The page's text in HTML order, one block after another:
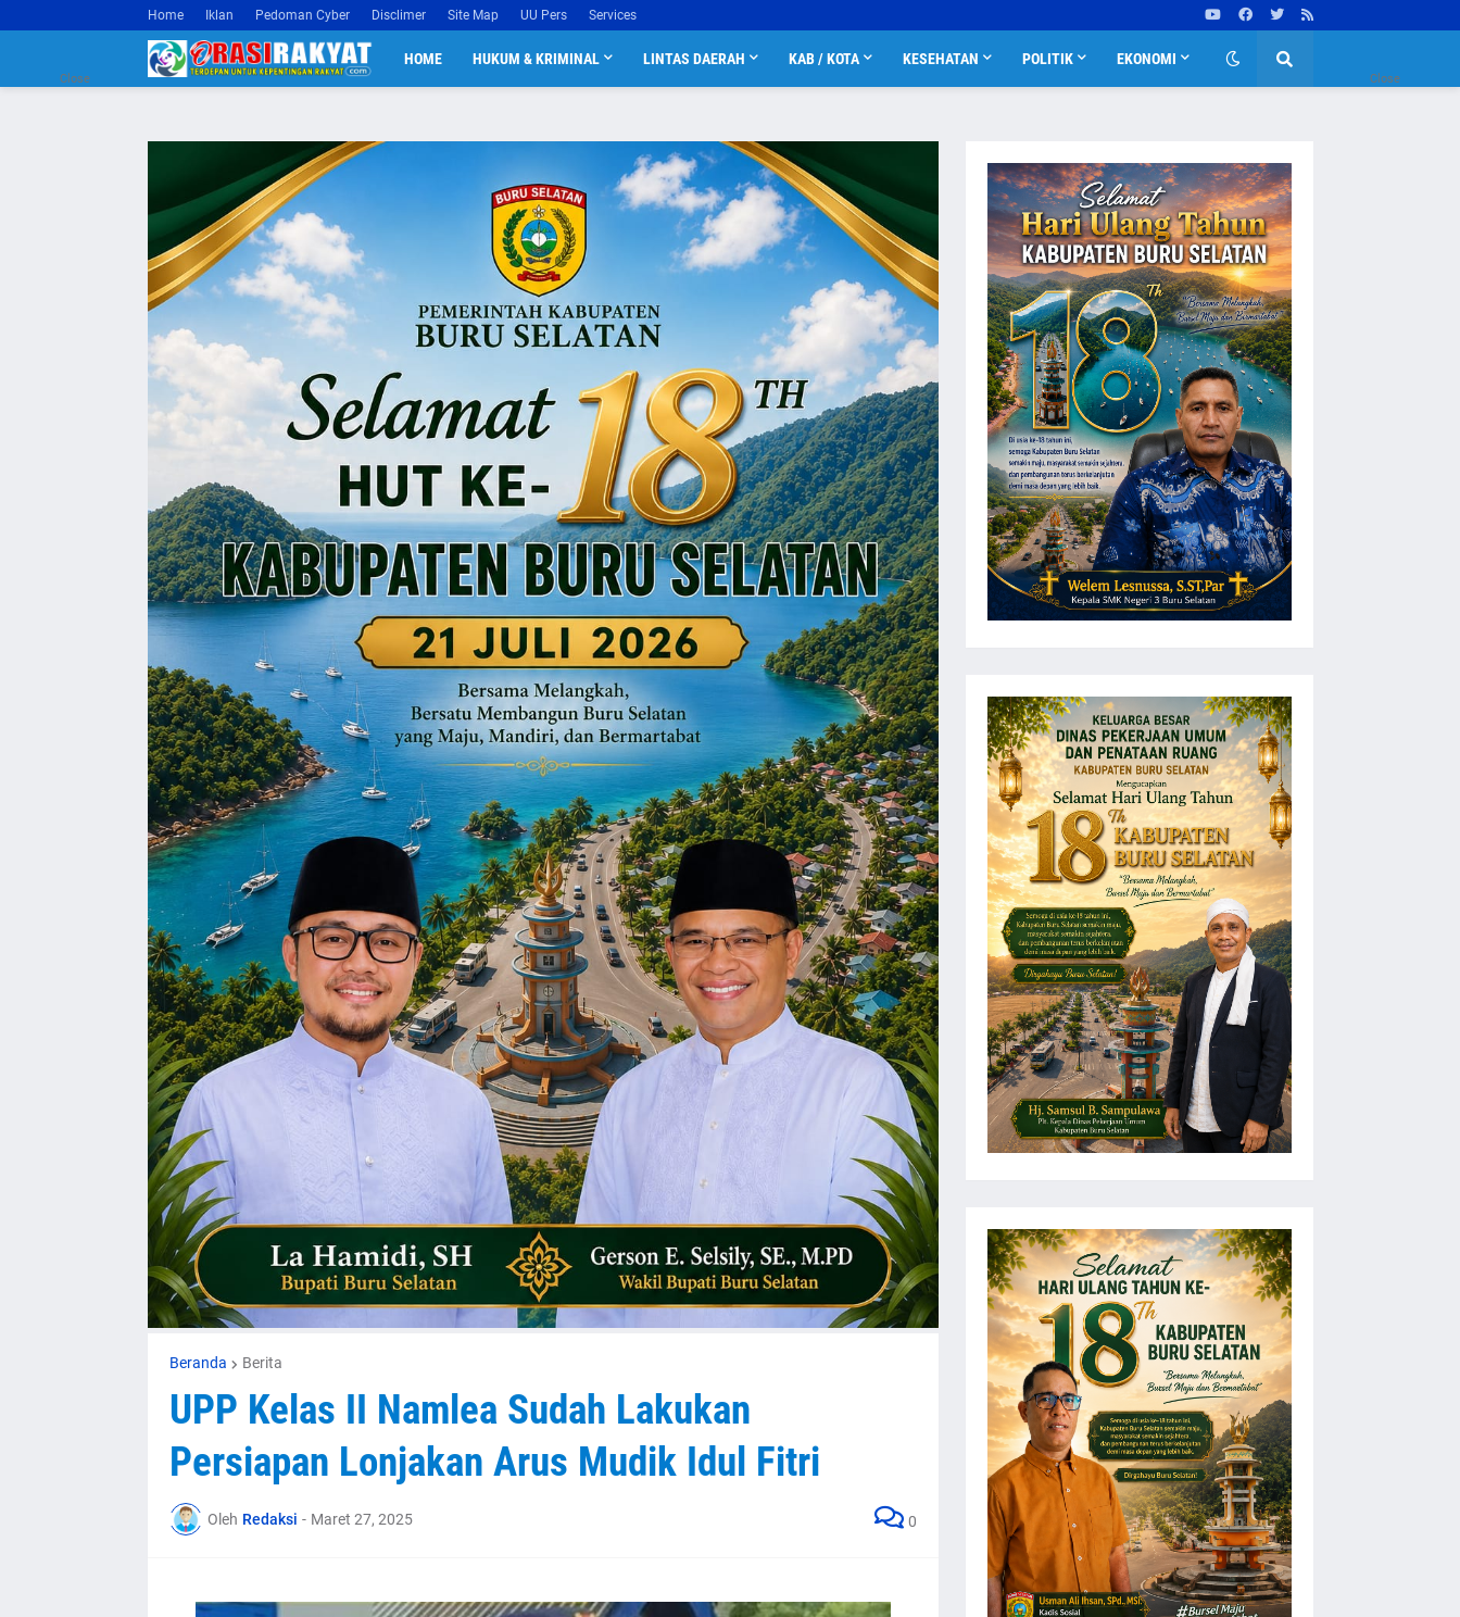
Close Close
Home Iklan Pedoman Cyber Disclimer Site Map UU Pers Services
HOME HUKUM & KRIMINAL LINTAS DAERAH KAB / KOTA KESEHATAN POLITIK EKONOMI
Beranda Berita
UPP Kelas II Namlea Sudah Lakukan
Persiapan Lonjakan Arus Mudik Idul Fitri
Oleh Redaksi - Maret 27, 2025 0